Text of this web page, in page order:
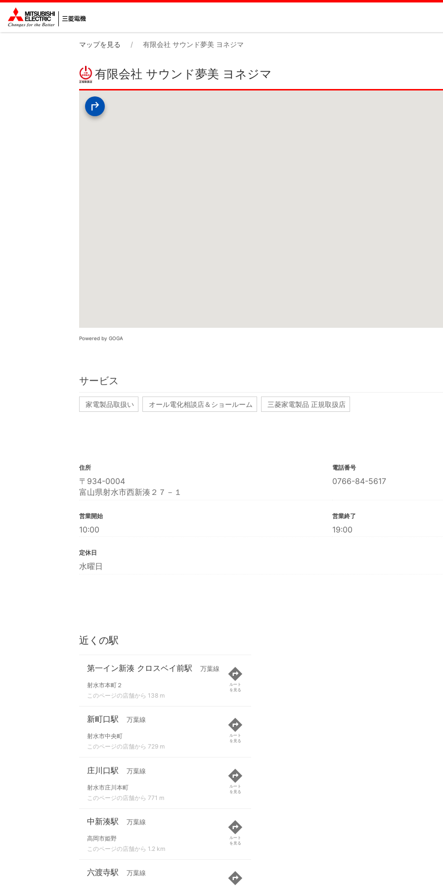
マップを見る 有限会社 サウンド夢美 ヨネジマ
有限会社 サウンド夢美 ヨネジマ
Powered by GOGA
サービス
家電製品取扱い オール電化相談店＆ショールーム 三菱家電製品 正規取扱店
住所
〒934-0004
富山県射水市西新湊２７－１
電話番号
0766-84-5617
営業開始
10:00
営業終了
19:00
定休日
水曜日
近くの駅
第一イン新湊 クロスベイ前駅 万葉線
射水市本町２
このページの店舗から 138 m
ルート
を見る
新町口駅 万葉線
射水市中央町
このページの店舗から 729 m
ルート
を見る
庄川口駅 万葉線
射水市庄川本町
このページの店舗から 771 m
ルート
を見る
中新湊駅 万葉線
高岡市姫野
このページの店舗から 1.2 km
ルート
を見る
六渡寺駅 万葉線